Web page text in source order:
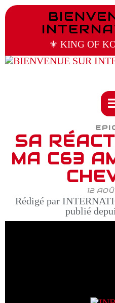
⚜️ KING OF
SA
MA C63
12
Rédigé par
publié